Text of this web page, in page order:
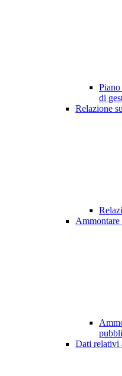
di
Relazione
Ammontare
Dati relativi